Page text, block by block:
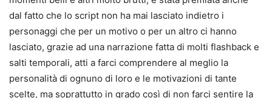
dal fatto che lo script non ha mai lasciato indietro i
personaggi che per un motivo o per un altro ci hanno
lasciato, grazie ad una narrazione fatta di molti flashback e
salti temporali, atti a farci comprendere al meglio la
personalità di ognuno di loro e le motivazioni di tante
scelte, ma soprattutto in grado così di non farci sentire la